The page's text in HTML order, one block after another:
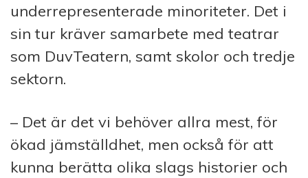
underrepresenterade minoriteter. Det i
sin tur kräver samarbete med teatrar
som DuvTeatern, samt skolor och tredje
sektorn.
– Det är det vi behöver allra mest, för
ökad jämställdhet, men också för att
kunna berätta olika slags historier och